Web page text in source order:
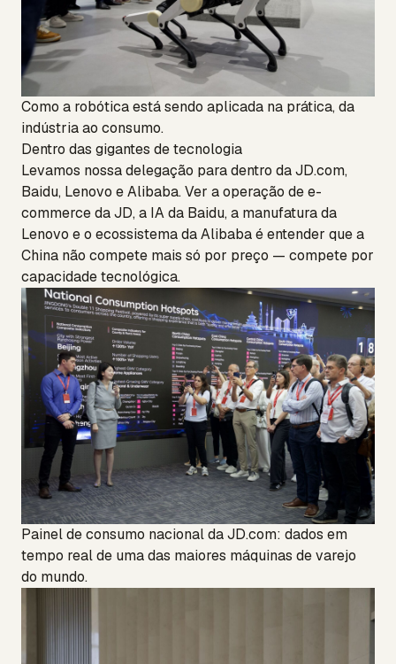
Como a robótica está sendo aplicada na prática, da
indústria ao consumo.
Dentro das gigantes de tecnologia
Levamos nossa delegação para dentro da JD.com,
Baidu, Lenovo e Alibaba. Ver a operação de e-
commerce da JD, a IA da Baidu, a manufatura da
Lenovo e o ecossistema da Alibaba é entender que a
China não compete mais só por preço — compete por
capacidade tecnológica.
Painel de consumo nacional da JD.com: dados em
tempo real de uma das maiores máquinas de varejo
do mundo.